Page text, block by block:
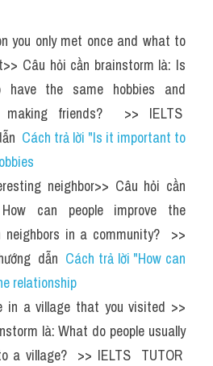
you only met once and what to
Câu hỏi cần brainstorm là: Is
the same hobbies and
making friends?  >> IELTS
Cách trả lời "Is it important to
neighbor>> Câu hỏi cần
can people improve the
in a community?  >>
dẫn Cách trả lời "How can
relationship
in a village that you visited >>
là: What do people usually
a village?  >> IELTS  TUTOR